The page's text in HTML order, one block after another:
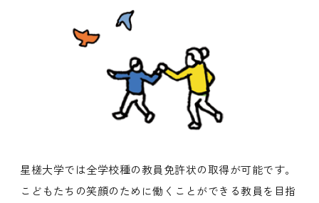
星槎大学では全学校種の教員免許状の取得が可能です。
こどもたちの笑顔のために働くことができる教員を目指